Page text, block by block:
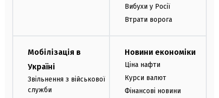
Вибухи у Росії
Втрати ворога
Мобілізація в
Україні
Звільнення з військової
служби
Новини економіки
Ціна нафти
Курси валют
Фінансові новини